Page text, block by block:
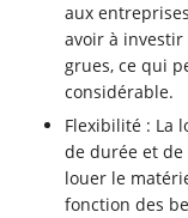
aux
avoir à investir
grues, ce qui
considérable.
Flexibilité : La
de durée et
louer le
fonction des